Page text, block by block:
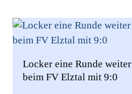
Locker eine Runde
beim FV Elztal mit 9:0